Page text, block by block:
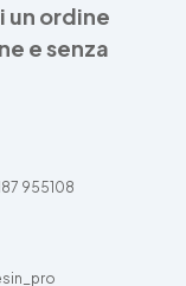
un ordine
e senza
955108